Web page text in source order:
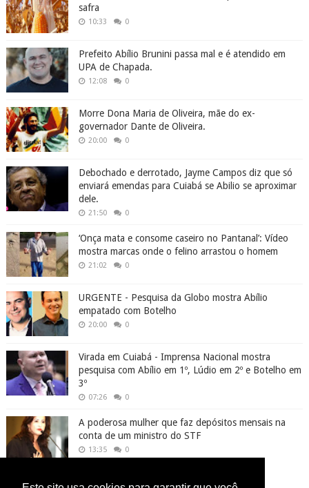
safra
10:33 0
Prefeito Abílio Brunini passa mal e é atendido em
UPA de Chapada.
12:08 0
Morre Dona Maria de Oliveira, mãe do ex-
governador Dante de Oliveira.
20:00 0
Debochado e derrotado, Jayme Campos diz que só
enviará emendas para Cuiabá se Abilio se aproximar
dele.
21:50 0
‘Onça mata e consome caseiro no Pantanal’: Vídeo
mostra marcas onde o felino arrastou o homem
21:02 0
URGENTE - Pesquisa da Globo mostra Abílio
empatado com Botelho
20:00 0
Virada em Cuiabá - Imprensa Nacional mostra
pesquisa com Abílio em 1º, Lúdio em 2º e Botelho em
3º
07:26 0
A poderosa mulher que faz depósitos mensais na
conta de um ministro do STF
13:35 0